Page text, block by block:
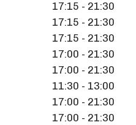
17:15 - 21:30
17:15 - 21:30
17:15 - 21:30
17:00 - 21:30
17:00 - 21:30
11:30 - 13:00
17:00 - 21:30
17:00 - 21:30